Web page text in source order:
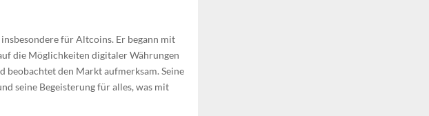
für Altcoins. Er begann mit
die Möglichkeiten digitaler Währungen
beobachtet den Markt aufmerksam. Seine
seine Begeisterung für alles, was mit